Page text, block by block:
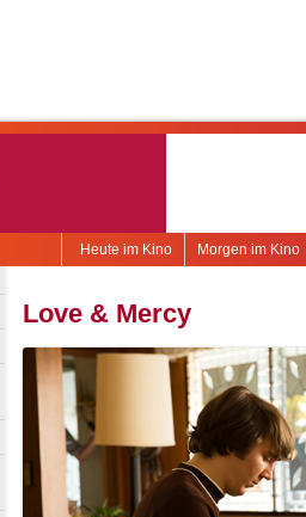
Morgen im Kino
Heute im Kino
Love & Mercy